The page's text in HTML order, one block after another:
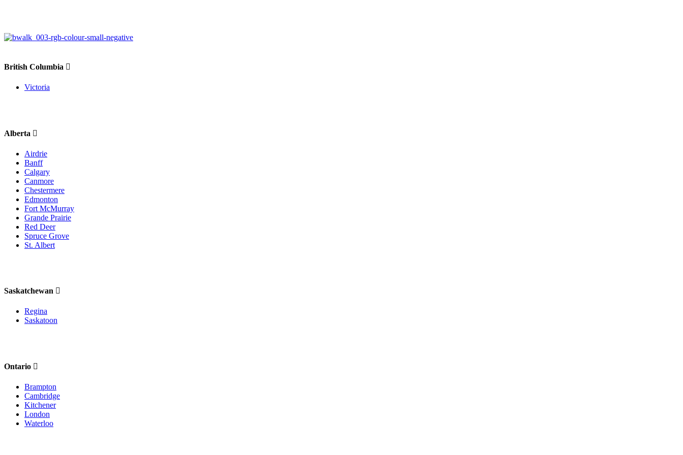
British Columbia
Victoria
Alberta
Airdrie
Banff
Calgary
Canmore
Chestermere
Edmonton
Fort McMurray
Grande Prairie
Red Deer
Spruce Grove
St. Albert
Saskatchewan
Regina
Saskatoon
Ontario
Brampton
Cambridge
Kitchener
London
Waterloo